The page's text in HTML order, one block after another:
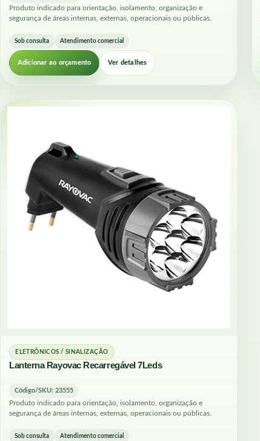
Produto indicado para orientação, isolamento, organização e
segurança de áreas internas, externas, operacionais ou públicas.
Sob consulta Atendimento comercial
Adicionar ao orçamento Ver detalhes
ELETRÔNICOS / SINALIZAÇÃO
Lanterna Rayovac Recarregável 7Leds
Código/SKU: 23555
Produto indicado para orientação, isolamento, organização e
segurança de áreas internas, externas, operacionais ou públicas.
Sob consulta Atendimento comercial